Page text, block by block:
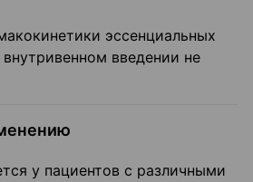
эссенциальных
введении не
у пациентов с различными